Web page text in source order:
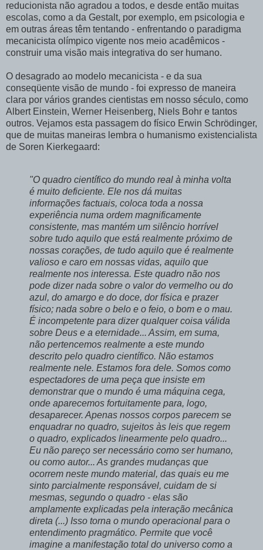
reducionista não agradou a todos, e desde então muitas
escolas, como a da Gestalt, por exemplo, em psicologia e
em outras áreas têm tentando - enfrentando o paradigma
mecanicista olímpico vigente nos meio acadêmicos -
construir uma visão mais integrativa do ser humano.
O desagrado ao modelo mecanicista - e da sua
conseqüente visão de mundo - foi expresso de maneira
clara por vários grandes cientistas em nosso século, como
Albert Einstein, Werner Heisenberg, Niels Bohr e tantos
outros. Vejamos esta passagem do físico Erwin Schrödinger,
que de muitas maneiras lembra o humanismo existencialista
de Soren Kierkegaard:
"O quadro científico do mundo real à minha volta
é muito deficiente. Ele nos dá muitas
informações factuais, coloca toda a nossa
experiência numa ordem magnificamente
consistente, mas mantém um silêncio horrível
sobre tudo aquilo que está realmente próximo de
nossas corações, de tudo aquilo que é realmente
valioso e caro em nossas vidas, aquilo que
realmente nos interessa. Este quadro não nos
pode dizer nada sobre o valor do vermelho ou do
azul, do amargo e do doce, dor física e prazer
físico; nada sobre o belo e o feio, o bom e o mau.
É incompetente para dizer qualquer coisa válida
sobre Deus e a eternidade... Assim, em suma,
não pertencemos realmente a este mundo
descrito pelo quadro científico. Não estamos
realmente nele. Estamos fora dele. Somos como
espectadores de uma peça que insiste em
demonstrar que o mundo é uma máquina cega,
onde aparecemos fortuitamente para, logo,
desaparecer. Apenas nossos corpos parecem se
enquadrar no quadro, sujeitos às leis que regem
o quadro, explicados linearmente pelo quadro...
Eu não pareço ser necessário como ser humano,
ou como autor... As grandes mudanças que
ocorrem neste mundo material, das quais eu me
sinto parcialmente responsável, cuidam de si
mesmas, segundo o quadro - elas são
amplamente explicadas pela interação mecânica
direta (...) Isso torna o mundo operacional para o
entendimento pragmático. Permite que você
imagine a manifestação total do universo como a